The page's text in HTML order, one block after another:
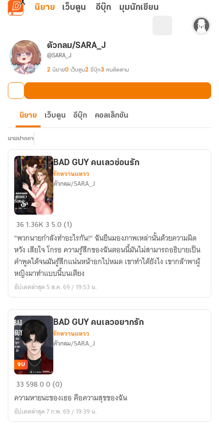
ข้ามไปยังเนื้อหาหลัก
นิยาย เว็บตูน อีบุ๊ก มุมนักเขียน
ตัวกลม/SARA_J
@SARA_J
2 นิยาย0 เว็บตูน2 อีบุ๊ก3 คนติดตาม
นิยาย เว็บตูน อีบุ๊ก คอลเล็กชัน
นามปากกา
BAD
คน
เลว
ซ่อน
รัก
BAD GUY คนเลวซ่อนรัก
รักหวานแหวว
ตัวกลม/SARA_J
361.36K 3 5.0 (1)
"พวกนายกำลังทำอะไรกัน!" ฉันยืนมองภาพเหล่านั้นด้วยความผิด
หวัง เสียใจ โกรธ ความรู้สึกของฉันตอนนี้มันไม่สามารถอธิบายเป็น
คำพูดได้จนมันรู้สึกแน่นหน้าอกไปหมด เขาทำได้ยังไง เขากล้าพาผู้
หญิงมาทำแบบนี้บนเตียง
อัปเดตล่าสุด 5 ส.ค. 69 / 19:53 น.
BAD
คน
เลว
จบ
BAD GUY คนเลวอยากรัก
รักหวานแหวว
ตัวกลม/SARA_J
33 59800 (0)
ความหายนะของเธอ คือความสุขของฉัน
อัปเดตล่าสุด 7 ก.พ. 69 / 19:39 น.